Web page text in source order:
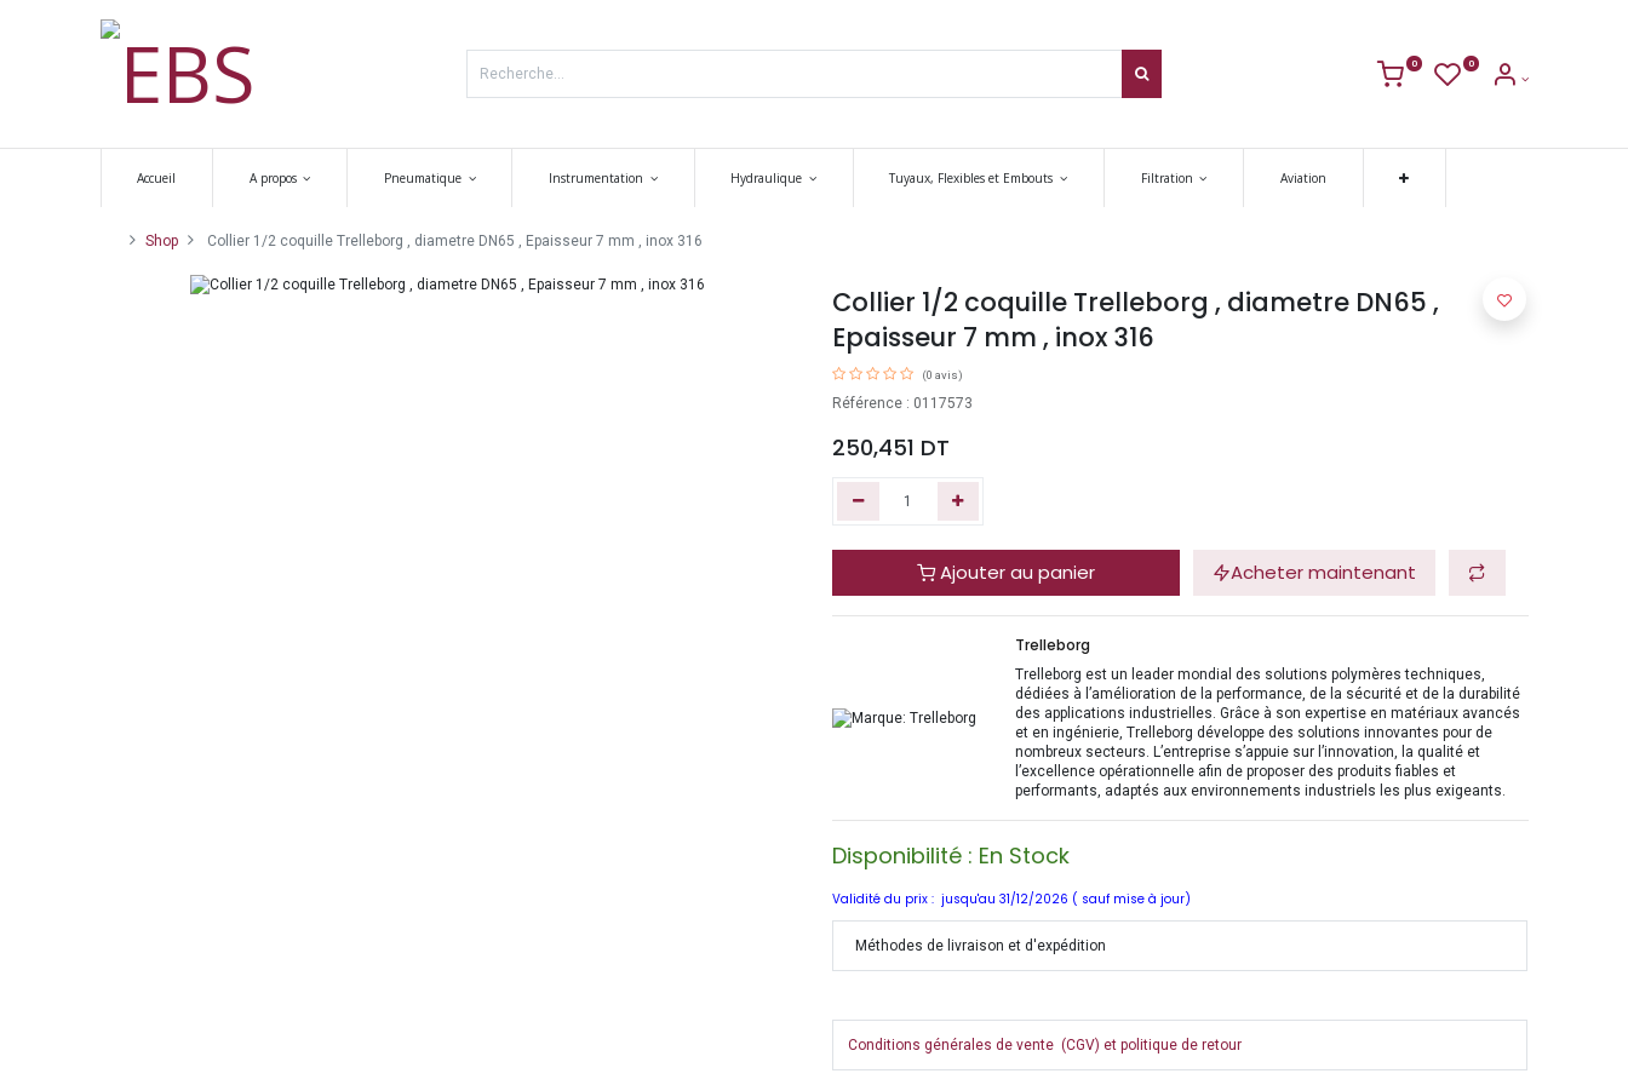
0 0
Accueil A propos Pneumatique Instrumentation Hydraulique Tuyaux, Flexibles et Embouts Filtration Aviation
Shop Collier 1/2 coquille Trelleborg , diametre DN65 , Epaisseur 7 mm , inox 316
Collier 1/2 coquille Trelleborg , diametre DN65 ,
Epaisseur 7 mm , inox 316
(0 avis)
Référence : 0117573
250,451 DT
Ajouter au panier Acheter maintenant
Trelleborg
Trelleborg est un leader mondial des solutions polymères techniques,
dédiées à l’amélioration de la performance, de la sécurité et de la durabilité
des applications industrielles. Grâce à son expertise en matériaux avancés
et en ingénierie, Trelleborg développe des solutions innovantes pour de
nombreux secteurs. L’entreprise s’appuie sur l’innovation, la qualité et
l’excellence opérationnelle afin de proposer des produits fiables et
performants, adaptés aux environnements industriels les plus exigeants.
Disponibilité : En Stock
Validité du prix : jusqu'au 31/12/2026 ( sauf mise à jour)
Méthodes de livraison et d'expédition
Conditions générales de vente (CGV) et politique de retour